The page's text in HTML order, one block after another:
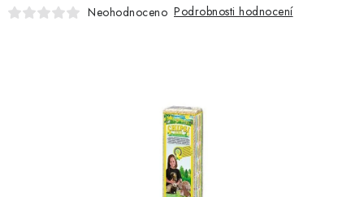
KRÁLÍCI/HLODAVCI/PTÁCI
Neohodnoceno Podrobnosti hodnocení